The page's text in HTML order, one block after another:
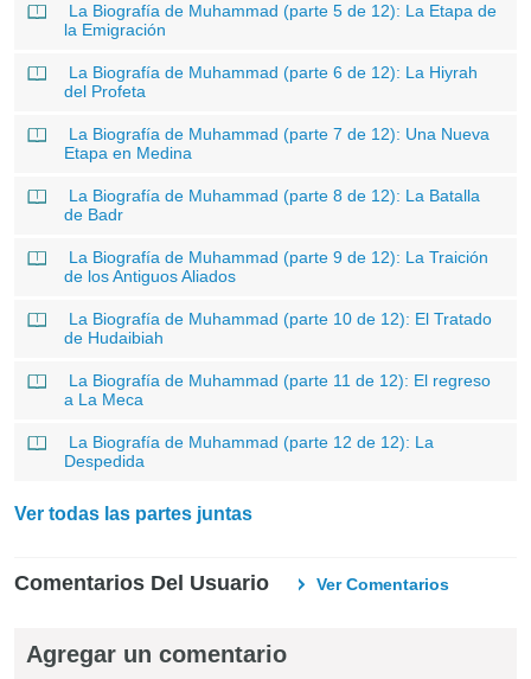
La Biografía de Muhammad (parte 5 de 12): La Etapa de
la Emigración
La Biografía de Muhammad (parte 6 de 12): La Hiyrah
del Profeta
La Biografía de Muhammad (parte 7 de 12): Una Nueva
Etapa en Medina
La Biografía de Muhammad (parte 8 de 12): La Batalla
de Badr
La Biografía de Muhammad (parte 9 de 12): La Traición
de los Antiguos Aliados
La Biografía de Muhammad (parte 10 de 12): El Tratado
de Hudaibiah
La Biografía de Muhammad (parte 11 de 12): El regreso
a La Meca
La Biografía de Muhammad (parte 12 de 12): La
Despedida
Ver todas las partes juntas
Comentarios Del Usuario Ver Comentarios
Agregar un comentario